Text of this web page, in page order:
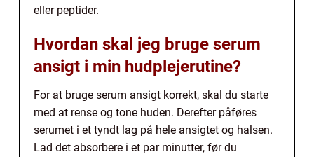
eller peptider.
Hvordan skal jeg bruge serum
ansigt i min hudplejerutine?
For at bruge serum ansigt korrekt, skal du starte
med at rense og tone huden. Derefter påføres
serumet i et tyndt lag på hele ansigtet og halsen.
Lad det absorbere i et par minutter, før du